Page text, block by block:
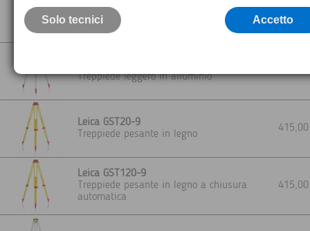
Leica GST20
Treppiede pesante in legno
Treppiede leggero in alluminio
Leica GST20-9
Treppiede pesante in legno
Leica GST120-9
Treppiede pesante in legno a chiusura
automatica
Solo tecnici Accetto